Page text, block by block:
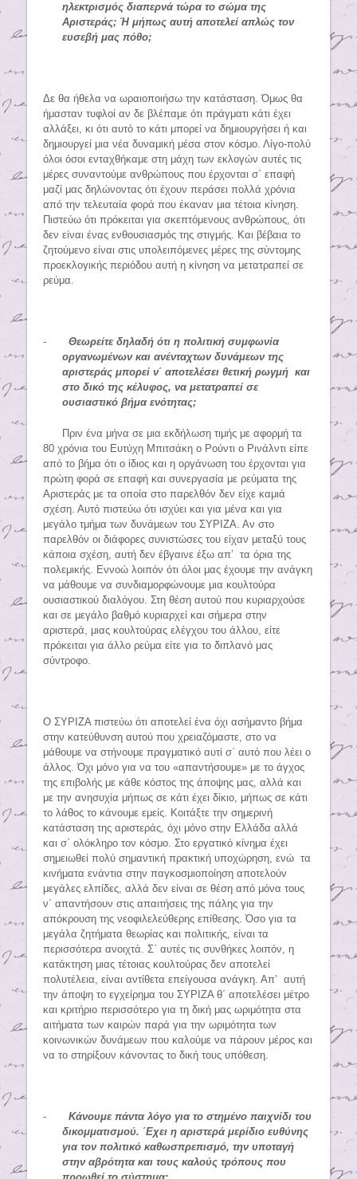
ηλεκτρισμός διαπερνά τώρα το σώμα της
Αριστεράς; Ή μήπως αυτή αποτελεί απλώς τον
ευσεβή μας πόθο;
Δε θα ήθελα να ωραιοποιήσω την κατάσταση. Όμως θα
ήμασταν τυφλοί αν δε βλέπαμε ότι πράγματι κάτι έχει
αλλάξει, κι ότι αυτό το κάτι μπορεί να δημιουργήσει ή και
δημιουργεί μια νέα δυναμική μέσα στον κόσμο. Λίγο-πολύ
όλοι όσοι ενταχθήκαμε στη μάχη των εκλογών αυτές τις
μέρες συναντούμε ανθρώπους που έρχονται σ΄ επαφή
μαζί μας δηλώνοντας ότι έχουν περάσει πολλά χρόνια
από την τελευταία φορά που έκαναν μια τέτοια κίνηση.
Πιστεύω ότι πρόκειται για σκεπτόμενους ανθρώπους, ότι
δεν είναι ένας ενθουσιασμός της στιγμής. Και βέβαια τo
ζητούμενο είναι στις υπολειπόμενες μέρες της σύντομης
προεκλογικής περιόδου αυτή η κίνηση να μετατραπεί σε
ρεύμα.
-
Θεωρείτε δηλαδή ότι η πολιτική συμφωνία
οργανωμένων και ανένταχτων δυνάμεων της
αριστεράς μπορεί ν΄ αποτελέσει θετική ρωγμή και
στο δικό της κέλυφος, να μετατραπεί σε
ουσιαστικό βήμα ενότητας;
Πριν ένα μήνα σε μια εκδήλωση τιμής με αφορμή τα
80 χρόνια του Ευτύχη Μπιτσάκη ο Ρούντι ο Ρινάλντι είπε
από το βήμα ότι ο ίδιος και η οργάνωση του έρχονται για
πρώτη φορά σε επαφή και συνεργασία με ρεύματα της
Αριστεράς με τα οποία στο παρελθόν δεν είχε καμιά
σχέση. Αυτό πιστεύω ότι ισχύει και για μένα και για
μεγάλο τμήμα των δυνάμεων του ΣΥΡΙΖΑ. Αν στο
παρελθόν οι διάφορες συνιστώσες του είχαν μεταξύ τους
κάποια σχέση, αυτή δεν έβγαινε έξω απ’ τα όρια της
πολεμικής. Εννοώ λοιπόν ότι όλοι μας έχουμε την ανάγκη
να μάθουμε να συνδιαμορφώνουμε μια κουλτούρα
ουσιαστικού διαλόγου. Στη θέση αυτού που κυριαρχούσε
και σε μεγάλο βαθμό κυριαρχεί και σήμερα στην
αριστερά, μιας κουλτούρας ελέγχου του άλλου, είτε
πρόκειται για άλλο ρεύμα είτε για το διπλανό μας
σύντροφο.
Ο ΣΥΡΙΖΑ πιστεύω ότι αποτελεί ένα όχι ασήμαντο βήμα
στην κατεύθυνση αυτού που χρειαζόμαστε, στο να
μάθουμε να στήνουμε πραγματικό αυτί σ΄ αυτό που λέει ο
άλλος. Όχι μόνο για να του «απαντήσουμε» με το άγχος
της επιβολής με κάθε κόστος της άποψης μας, αλλά και
με την ανησυχία μήπως σε κάτι έχει δίκιο, μήπως σε κάτι
το λάθος το κάνουμε εμείς. Κοιτάξτε την σημερινή
κατάσταση της αριστεράς, όχι μόνο στην Ελλάδα αλλά
και σ΄ ολόκληρο τον κόσμο. Στο εργατικό κίνημα έχει
σημειωθεί πολύ σημαντική πρακτική υποχώρηση, ενώ τα
κινήματα ενάντια στην παγκοσμιοποίηση αποτελούν
μεγάλες ελπίδες, αλλά δεν είναι σε θέση από μόνα τους
ν΄ απαντήσουν στις απαιτήσεις της πάλης για την
απόκρουση της νεοφιλελεύθερης επίθεσης. Όσο για τα
μεγάλα ζητήματα θεωρίας και πολιτικής, είναι τα
περισσότερα ανοιχτά. Σ΄ αυτές τις συνθήκες λοιπόν, η
κατάκτηση μιας τέτοιας κουλτούρας δεν αποτελεί
πολυτέλεια, είναι αντίθετα επείγουσα ανάγκη. Απ’ αυτή
την άποψη το εγχείρημα του ΣΥΡΙΖΑ θ΄ αποτελέσει μέτρο
και κριτήριο περισσότερο για τη δική μας ωριμότητα στα
αιτήματα των καιρών παρά για την ωριμότητα των
κοινωνικών δυνάμεων που καλούμε να πάρουν μέρος και
να το στηρίξουν κάνοντας το δική τους υπόθεση.
-
Κάνουμε πάντα λόγο για το στημένο παιχνίδι του
δικομματισμού. ΄Εχει η αριστερά μερίδιο ευθύνης
για τον πολιτικό καθωσπρεπισμό, την υποταγή
στην αβρότητα και τους καλούς τρόπους που